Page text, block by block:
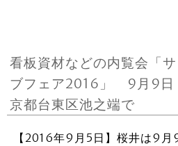
看板資材などの内覧会「
ブフェア2016」 9月9日
京都台東区池之端で
【2016年9月5日】桜井は9